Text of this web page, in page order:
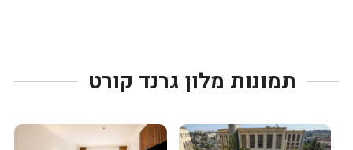
תמונות מלון גרנד קורט